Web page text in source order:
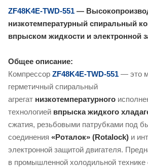
ZF48K4E-TWD-551 —
низкотемпературный спиральный
впрыском жидкости и электронной
Общее описание:
Компрессор ZF48K4E-TWD-551 — это
герметичный спиральный
агрегат низкотемпературного
технологией впрыска жидкого
сжатия, резьбовыми патрубками под
соединения «Роталок» (Rotalock) и
электронной защитой двигателя.
в промышленной холодильной технике